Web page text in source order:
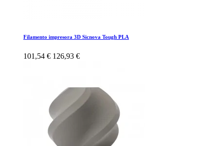
Filamento impresora 3D Sicnova Tough PLA
101,54 € 126,93 €